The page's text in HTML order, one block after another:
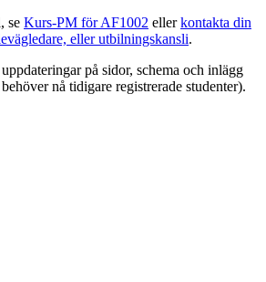
, se Kurs-PM för AF1002 ellerkontakta din
eller utbilningskansli.
på sidor, schema och inlägg
nå tidigare registrerade studenter).